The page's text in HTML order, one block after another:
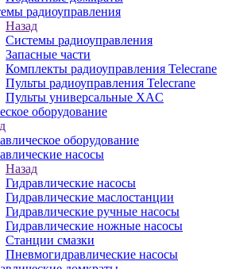
радиоуправления
Назад
Системы радиоуправления
Запасные части
Комплекты радиоуправления Telecrane
Пульты радиоуправления Telecrane
Пульты универсальные XAC
оборудование
оборудование
насосы
Назад
Гидравлические насосы
Гидравлические маслостанции
Гидравлические ручные насосы
Гидравлические ножные насосы
Станции смазки
Пневмогидравлические насосы